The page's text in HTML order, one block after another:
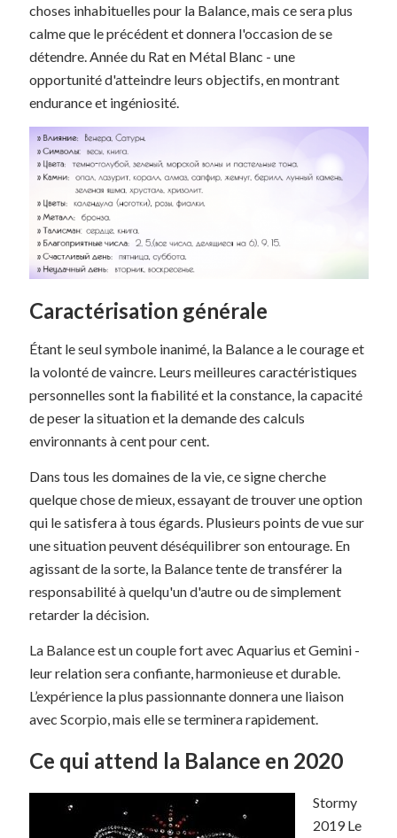
choses inhabituelles pour la Balance, mais ce sera plus
calme que le précédent et donnera l'occasion de se
détendre. Année du Rat en Métal Blanc - une
opportunité d'atteindre leurs objectifs, en montrant
endurance et ingéniosité.
Caractérisation générale
Étant le seul symbole inanimé, la Balance a le courage et
la volonté de vaincre. Leurs meilleures caractéristiques
personnelles sont la fiabilité et la constance, la capacité
de peser la situation et la demande des calculs
environnants à cent pour cent.
Dans tous les domaines de la vie, ce signe cherche
quelque chose de mieux, essayant de trouver une option
qui le satisfera à tous égards. Plusieurs points de vue sur
une situation peuvent déséquilibrer son entourage. En
agissant de la sorte, la Balance tente de transférer la
responsabilité à quelqu'un d'autre ou de simplement
retarder la décision.
La Balance est un couple fort avec Aquarius et Gemini -
leur relation sera confiante, harmonieuse et durable.
L’expérience la plus passionnante donnera une liaison
avec Scorpio, mais elle se terminera rapidement.
Ce qui attend la Balance en 2020
Stormy
2019 Le